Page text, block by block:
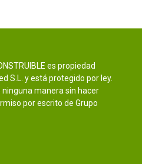
es propiedad
S.L. y está protegido por ley.
manera sin hacer
por escrito de Grupo